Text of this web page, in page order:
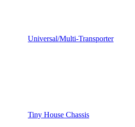
Universal/Multi-Transporter
Tiny House Chassis